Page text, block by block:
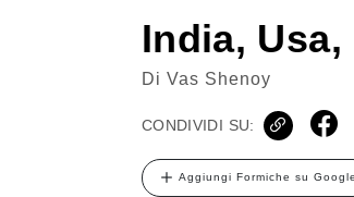
India,
Di Vas Shenoy
CONDIVIDI SU:
Aggiungi Formiche su Google